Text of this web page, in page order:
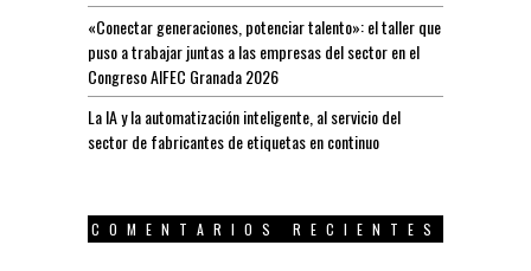
«Conectar generaciones, potenciar talento»: el taller que
puso a trabajar juntas a las empresas del sector en el
Congreso AIFEC Granada 2026
La IA y la automatización inteligente, al servicio del
sector de fabricantes de etiquetas en continuo
COMENTARIOS RECIENTES